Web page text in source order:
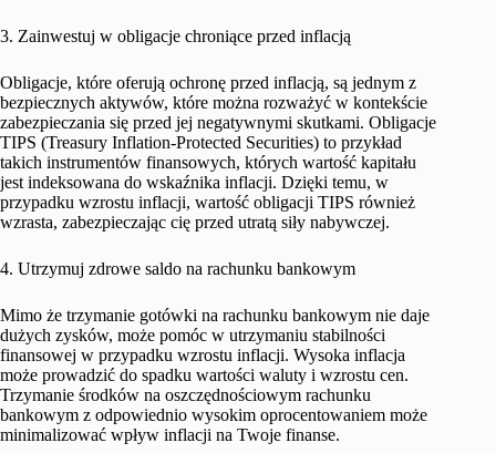
3. Zainwestuj w obligacje chroniące przed inflacją
Obligacje, które oferują ochronę przed inflacją, są jednym z
bezpiecznych aktywów, które można rozważyć w kontekście
zabezpieczania się przed jej negatywnymi skutkami. Obligacje
TIPS (Treasury Inflation-Protected Securities) to przykład
takich instrumentów finansowych, których wartość kapitału
jest indeksowana do wskaźnika inflacji. Dzięki temu, w
przypadku wzrostu inflacji, wartość obligacji TIPS również
wzrasta, zabezpieczając cię przed utratą siły nabywczej.
4. Utrzymuj zdrowe saldo na rachunku bankowym
Mimo że trzymanie gotówki na rachunku bankowym nie daje
dużych zysków, może pomóc w utrzymaniu stabilności
finansowej w przypadku wzrostu inflacji. Wysoka inflacja
może prowadzić do spadku wartości waluty i wzrostu cen.
Trzymanie środków na oszczędnościowym rachunku
bankowym z odpowiednio wysokim oprocentowaniem może
minimalizować wpływ inflacji na Twoje finanse.